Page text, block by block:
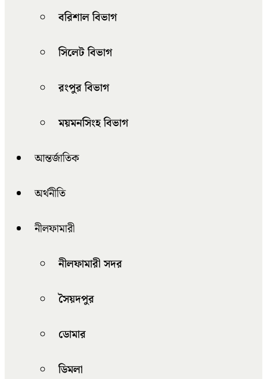
বরিশাল বিভাগ
সিলেট বিভাগ
রংপুর বিভাগ
ময়মনসিংহ বিভাগ
আন্তর্জাতিক
অর্থনীতি
নীলফামারী
নীলফামারী সদর
সৈয়দপুর
ডোমার
ডিমলা